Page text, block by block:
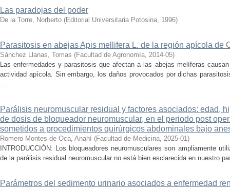
Las paradojas del poder
De la Torre, Norberto (Editorial Universitaria Potosina, 1996)
Parasitosis en abejas Apis mellifera L. de la región apícola de
Sánchez Llanas, Tomas (Facultad de Agronomía, 2014-05)
Las enfermedades y parasitosis que afectan a las abejas melíferas
actividad apícola. Sin embargo, los daños provocados por dichas
...
Parálisis neuromuscular residual y factores asociados: edad,
de dosis de bloqueador neuromuscular, en el periodo post
sometidos a procedimientos quirúrgicos abdominales bajo
Romero Montes de Oca, Anahí (Facultad de Medicina, 2025-01)
INTRODUCCIÓN: Los bloqueadores neuromusculares son ampliamente
de la parálisis residual neuromuscular no está bien esclarecida en nuestro
Parámetros del sedimento urinario asociados a enfermedad